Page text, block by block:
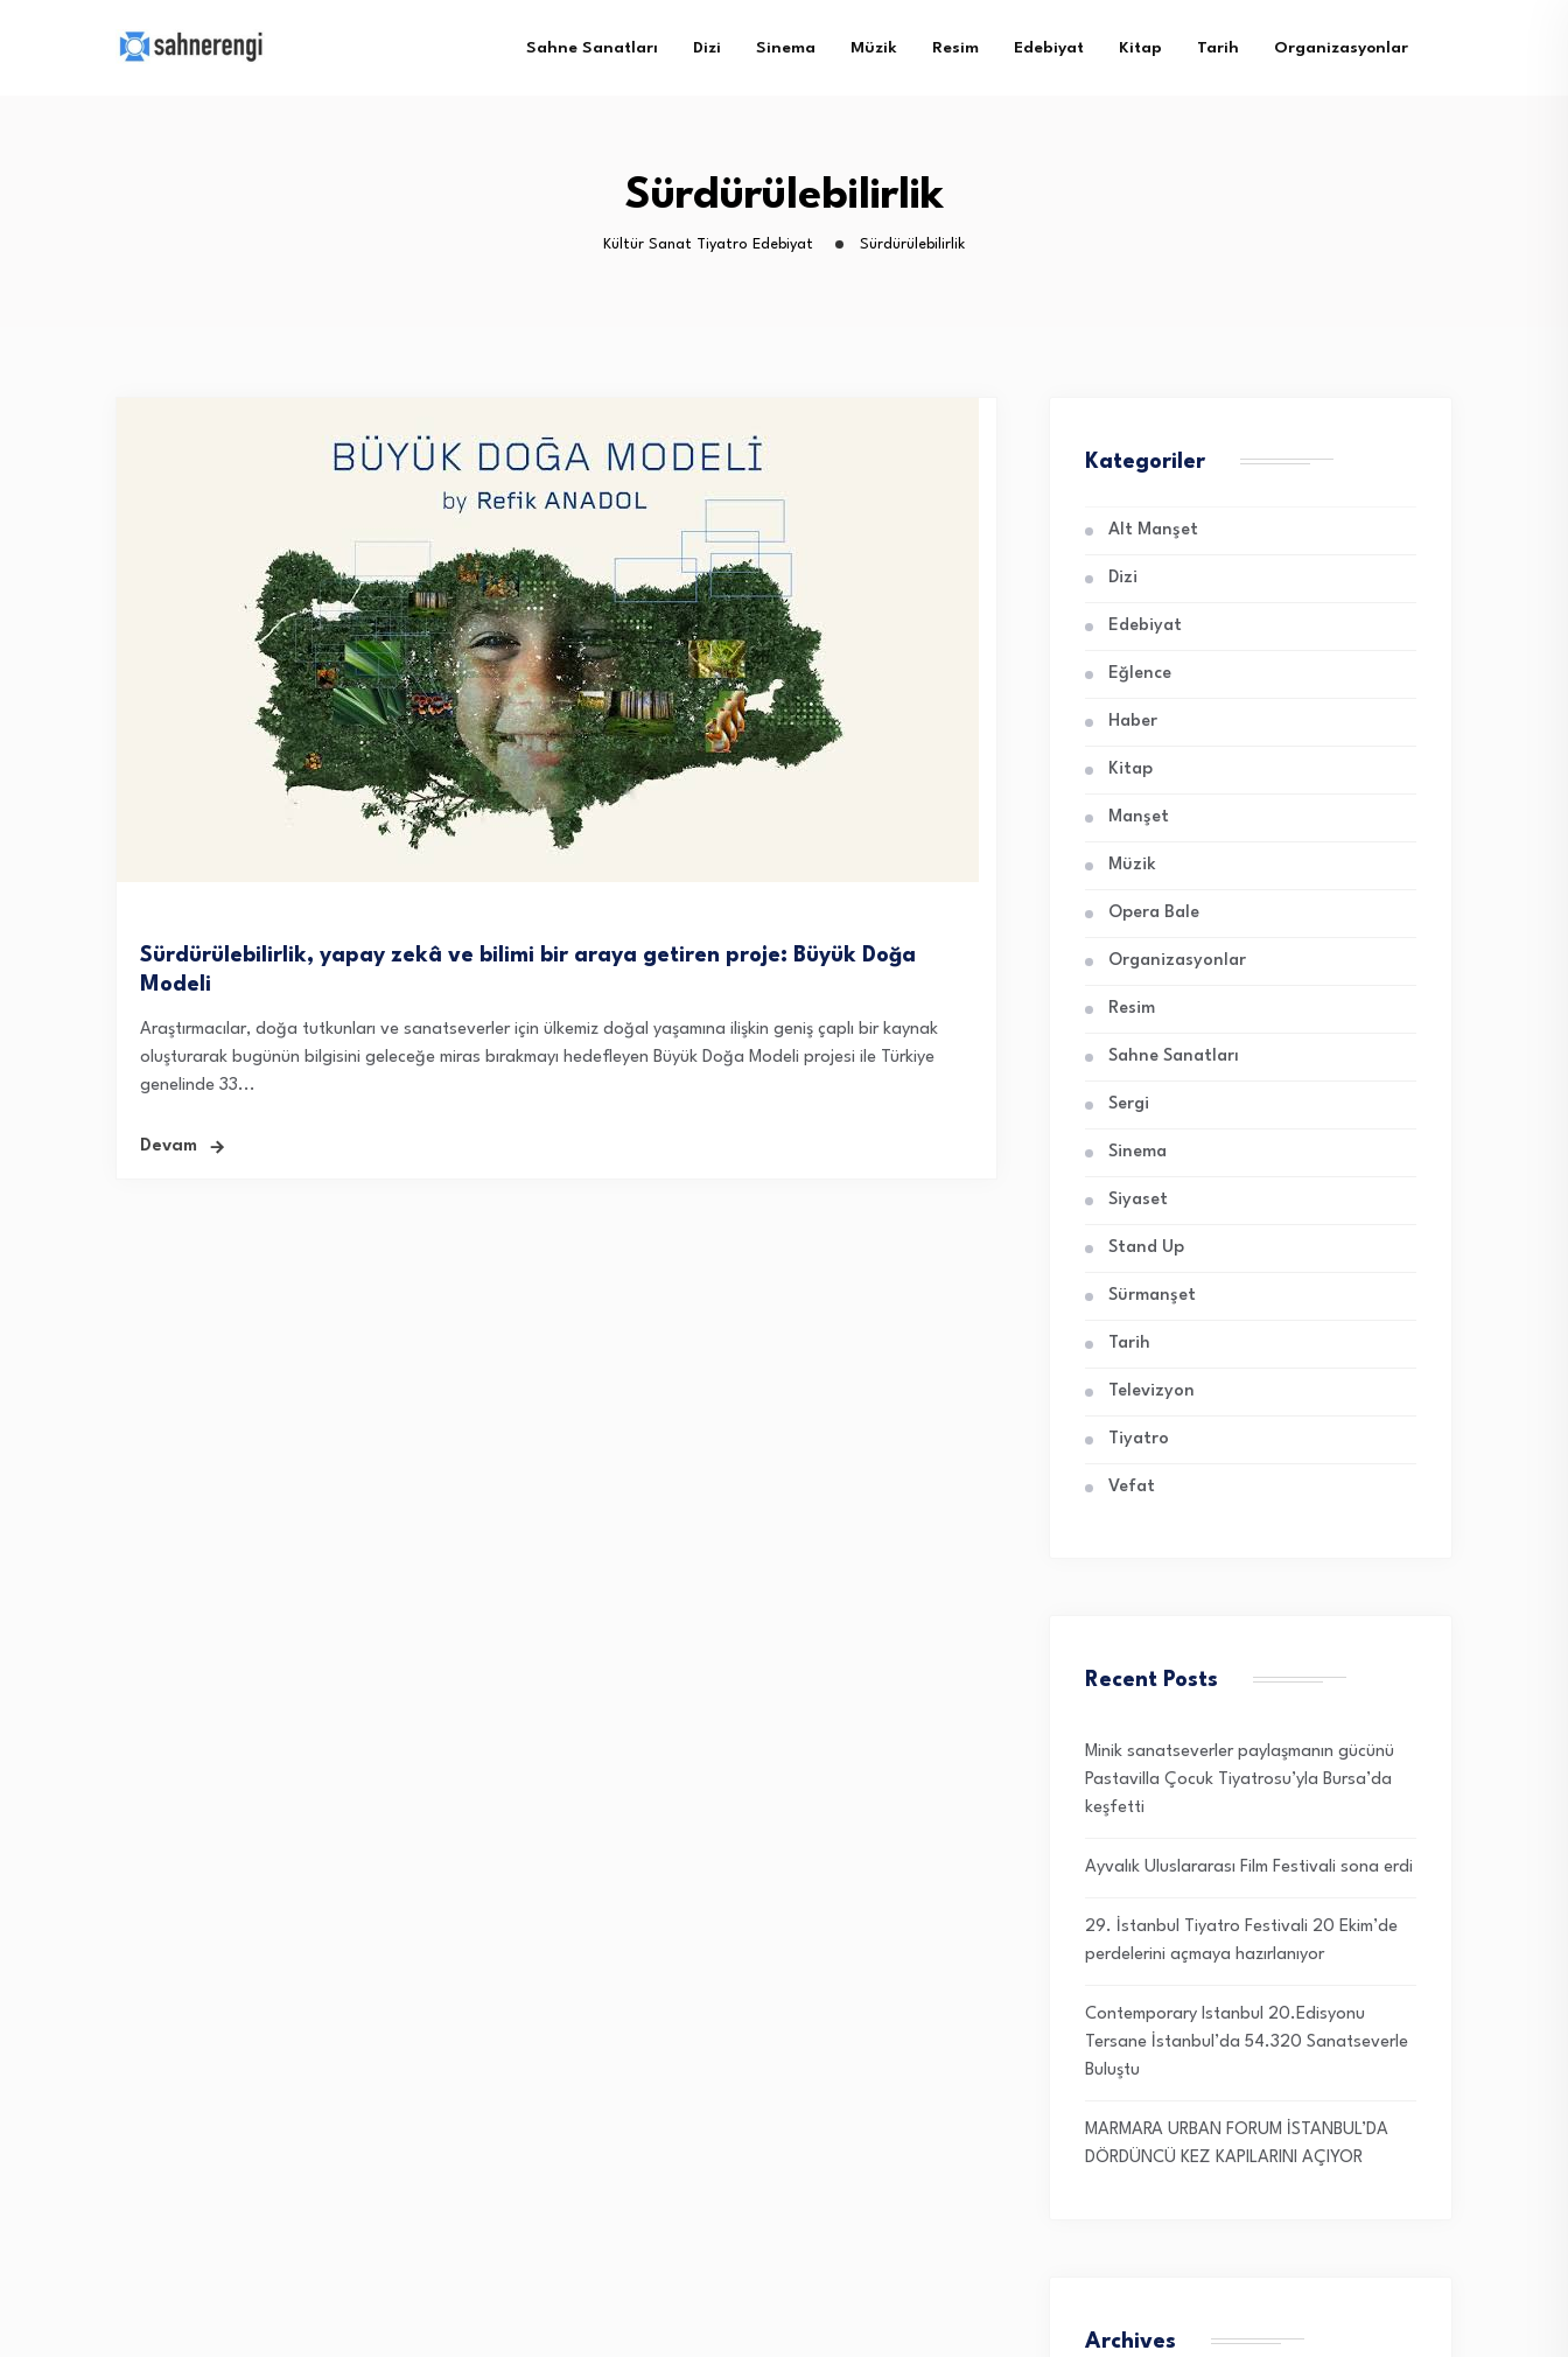
Sahne Sanatları Dizi Sinema Müzik Resim Edebiyat Kitap Tarih Organizasyonlar
Sürdürülebilirlik
Kültür Sanat Tiyatro Edebiyat Sürdürülebilirlik
Sürdürülebilirlik, yapay zekâ ve bilimi bir araya getiren proje: Büyük Doğa
Modeli
Araştırmacılar, doğa tutkunları ve sanatseverler için ülkemiz doğal yaşamına ilişkin geniş çaplı bir kaynak
oluşturarak bugünün bilgisini geleceğe miras bırakmayı hedefleyen Büyük Doğa Modeli projesi ile Türkiye
genelinde 33...
Devam
Kategoriler
Alt Manşet
Dizi
Edebiyat
Eğlence
Haber
Kitap
Manşet
Müzik
Opera Bale
Organizasyonlar
Resim
Sahne Sanatları
Sergi
Sinema
Siyaset
Stand Up
Sürmanşet
Tarih
Televizyon
Tiyatro
Vefat
Recent Posts
Minik sanatseverler paylaşmanın gücünü
Pastavilla Çocuk Tiyatrosu’yla Bursa’da
keşfetti
Ayvalık Uluslararası Film Festivali sona erdi
29. İstanbul Tiyatro Festivali 20 Ekim’de
perdelerini açmaya hazırlanıyor
Contemporary Istanbul 20.Edisyonu
Tersane İstanbul’da 54.320 Sanatseverle
Buluştu
MARMARA URBAN FORUM İSTANBUL’DA
DÖRDÜNCÜ KEZ KAPILARINI AÇIYOR
Archives